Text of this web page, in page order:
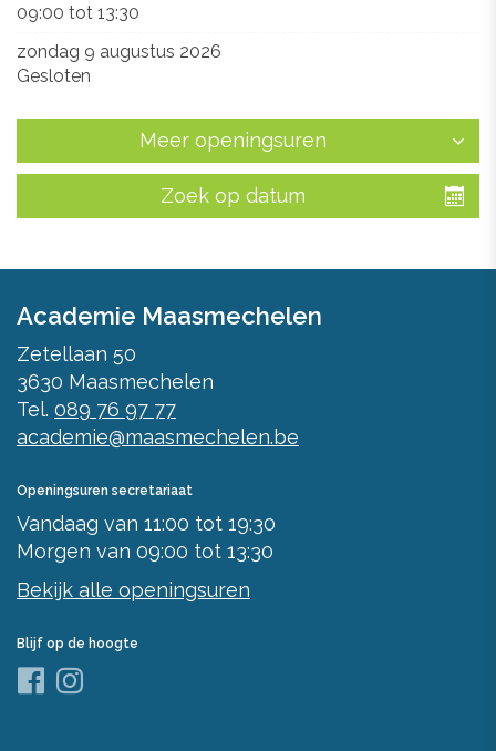
09:00 tot 13:30
zondag 9 augustus 2026
Gesloten
Meer openingsuren
Zoek op datum
Academie Maasmechelen
Zetellaan 50
3630 Maasmechelen
Tel. 089 76 97 77
academie@maasmechelen.be
Openingsuren secretariaat
Vandaag van 11:00 tot 19:30
Morgen van 09:00 tot 13:30
Bekijk alle openingsuren
Blijf op de hoogte
Facebook
Instagram